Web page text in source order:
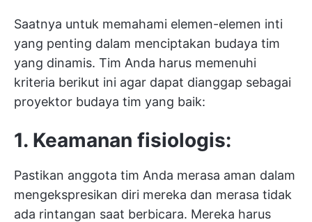
Saatnya untuk memahami elemen-elemen inti
yang penting dalam menciptakan budaya tim
yang dinamis. Tim Anda harus memenuhi
kriteria berikut ini agar dapat dianggap sebagai
proyektor budaya tim yang baik:
1. Keamanan fisiologis:
Pastikan anggota tim Anda merasa aman dalam
mengekspresikan diri mereka dan merasa tidak
ada rintangan saat berbicara. Mereka harus